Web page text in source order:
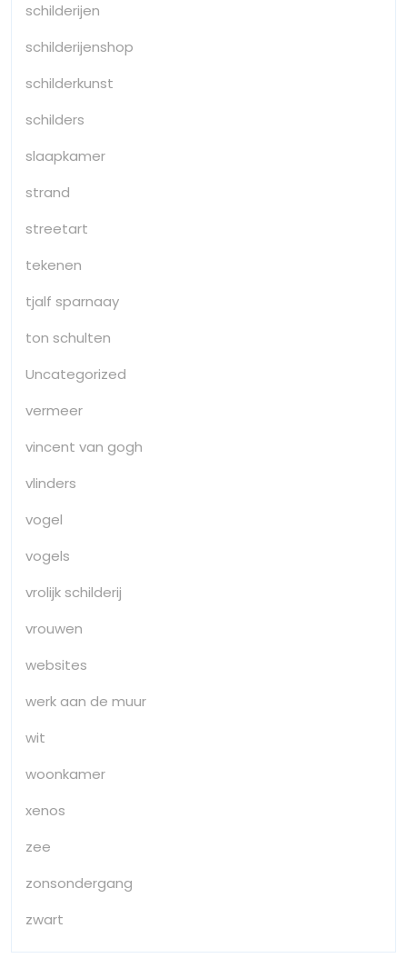
schilderijen
schilderijenshop
schilderkunst
schilders
slaapkamer
strand
streetart
tekenen
tjalf sparnaay
ton schulten
Uncategorized
vermeer
vincent van gogh
vlinders
vogel
vogels
vrolijk schilderij
vrouwen
websites
werk aan de muur
wit
woonkamer
xenos
zee
zonsondergang
zwart